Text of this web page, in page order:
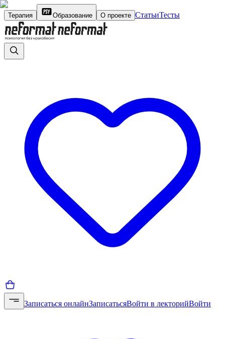
Терапия Образование О проекте СтатьиТесты
Записаться онлайнЗаписатьсяВойти в лекторийВойти